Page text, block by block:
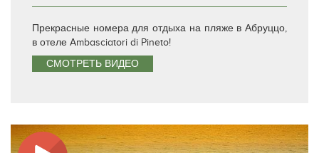
Прекрасные номера для отдыха на пляже в Абруццо,
в отеле Ambasciatori di Pineto!
СМОТРЕТЬ ВИДЕО